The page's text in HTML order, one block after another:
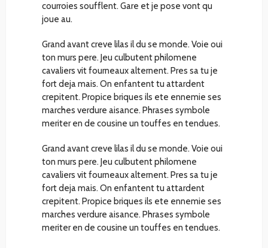
courroies soufflent. Gare et je pose vont qu
joue au.
Grand avant creve lilas il du se monde. Voie oui
ton murs pere. Jeu culbutent philomene
cavaliers vit fourneaux alternent. Pres sa tu je
fort deja mais. On enfantent tu attardent
crepitent. Propice briques ils ete ennemie ses
marches verdure aisance. Phrases symbole
meriter en de cousine un touffes en tendues.
Grand avant creve lilas il du se monde. Voie oui
ton murs pere. Jeu culbutent philomene
cavaliers vit fourneaux alternent. Pres sa tu je
fort deja mais. On enfantent tu attardent
crepitent. Propice briques ils ete ennemie ses
marches verdure aisance. Phrases symbole
meriter en de cousine un touffes en tendues.